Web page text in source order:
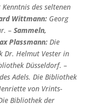
des seltenen
Wittmann:Georg
– Sammeln,
Plassmann:Die
Dr. Helmut Vester in
Düsseldorf. –
Adels. Die Bibliothek
von Vrints-
Bibliothek der